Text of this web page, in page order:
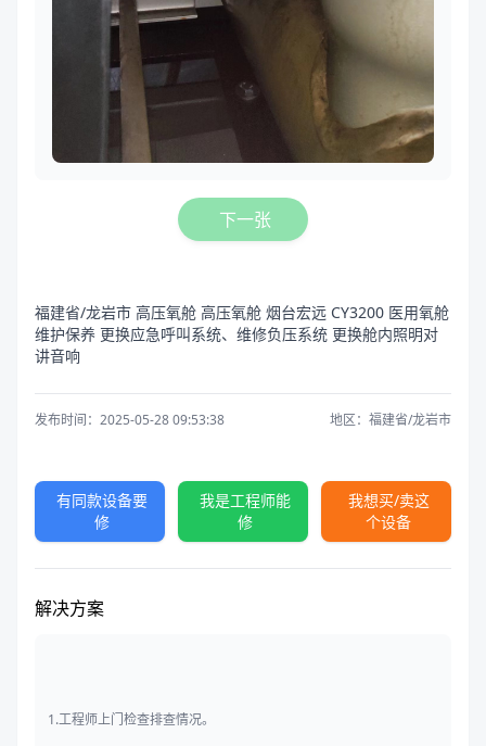
下一张
福建省/龙岩市 高压氧舱 高压氧舱 烟台宏远 CY3200 医用氧舱
维护保养 更换应急呼叫系统、维修负压系统 更换舱内照明对
讲音响
发布时间：2025-05-28 09:53:38 地区：福建省/龙岩市
有同款设备要
修
我是工程师能
修
我想买/卖这
个设备
解决方案
1.工程师上门检查排查情况。